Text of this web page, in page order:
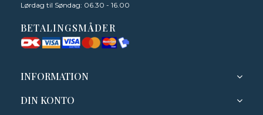
Lørdag til Søndag: 06.30 - 16.00
BETALINGSMÅDER
INFORMATION
DIN KONTO